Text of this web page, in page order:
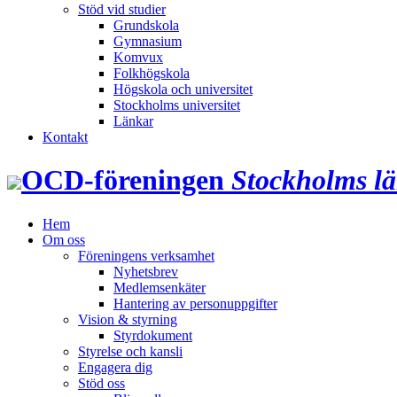
Stöd vid studier
Grundskola
Gymnasium
Komvux
Folkhögskola
Högskola och universitet
Stockholms universitet
Länkar
Kontakt
OCD‑föreningen Stockholms
Hem
Om oss
Föreningens verksamhet
Nyhetsbrev
Medlemsenkäter
Hantering av personuppgifter
Vision & styrning
Styrdokument
Styrelse och kansli
Engagera dig
Stöd oss